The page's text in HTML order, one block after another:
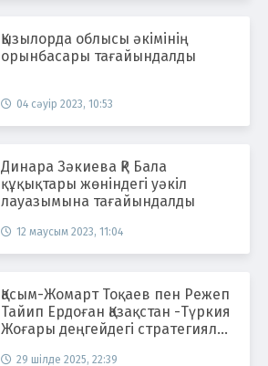
Қызылорда облысы әкімінің
орынбасары тағайындалды
04 сәуір 2023, 10:53
Динара Зәкиева ҚР Бала
құқықтары жөніндегі уәкіл
лауазымына тағайындалды
12 маусым 2023, 11:04
Қасым-Жомарт Тоқаев пен Режеп
Тайип Ердоған Қазақстан -Түркия
Жоғары деңгейдегі стратегиялық
29 шілде 2025, 22:39